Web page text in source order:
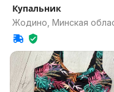
Купальник
Жодино, Минская